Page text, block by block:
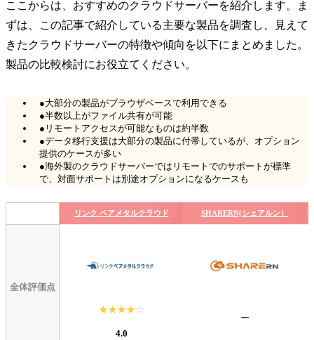
ここからは、おすすめのクラウドサーバーを紹介します。ま
ずは、この記事で紹介している主要な製品を調査し、見えて
きたクラウドサーバーの特徴や傾向を以下にまとめました。
製品の比較検討にお役立てください。
●大部分の製品がブラウザベースで利用できる
●半数以上がファイル共有が可能
●リモートアクセスが可能なものは約半数
●データ移行支援は大部分の製品に付帯しているが、オプション
提供のケースが多い
●海外製のクラウドサーバーではリモートでのサポートが標準
で、対面サポートは別途オプションになるケースも
リンク ベアメタルクラウド SHARERN(シェアルン）
全体評価点
☆☆☆☆☆
★★★★★
4.0
ー